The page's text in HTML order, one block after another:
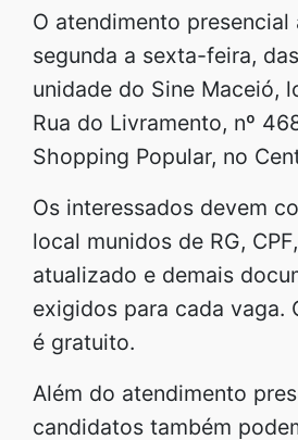
O atendimento
segunda a sexta-feira,
unidade do Sine Maceió,
Rua do Livramento, nº
Shopping Popular, no
Os interessados devem
local munidos de RG,
atualizado e demais
exigidos para cada vaga.
é gratuito.
Além do atendimento
candidatos também